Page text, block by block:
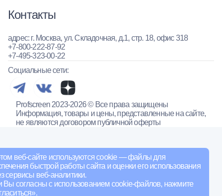
веб-сайте используются cookie — файлы для
быстрой работы сайта и оценки его использования
сервисы веб-аналитики.
Вы согласны с использованием cookie-файлов, нажмите
Контакты
адрес: г. Москва, ул. Складочная, д.1, стр. 18, офис 318
+7-800-222-87-92
+7-495-323-00-22
Социальные сети:
Profscreen 2023-2026 © Все права защищены
Информация, товары и цены, представленные на сайте,
не являются договором публичной оферты